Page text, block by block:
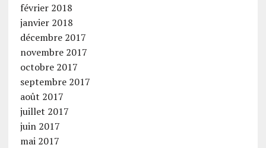
février 2018
janvier 2018
décembre 2017
novembre 2017
octobre 2017
septembre 2017
août 2017
juillet 2017
juin 2017
mai 2017